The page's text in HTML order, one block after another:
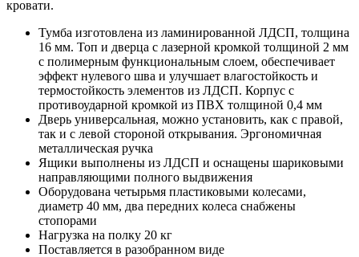
кровати.
Тумба изготовлена из ламинированной ЛДСП, толщина
16 мм. Топ и дверца с лазерной кромкой толщиной 2 мм
с полимерным функциональным слоем, обеспечивает
эффект нулевого шва и улучшает влагостойкость и
термостойкость элементов из ЛДСП. Корпус с
противоударной кромкой из ПВХ толщиной 0,4 мм
Дверь универсальная, можно установить, как с правой,
так и с левой стороной открывания. Эргономичная
металлическая ручка
Ящики выполнены из ЛДСП и оснащены шариковыми
направляющими полного выдвижения
Оборудована четырьмя пластиковыми колесами,
диаметр 40 мм, два передних колеса снабжены
стопорами
Нагрузка на полку 20 кг
Поставляется в разобранном виде